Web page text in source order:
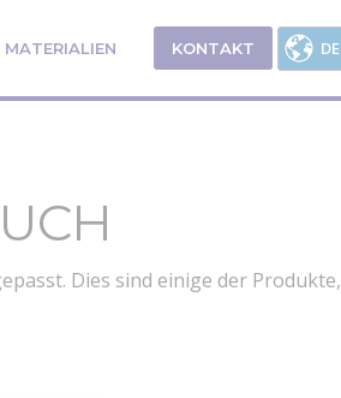
MATERIALIEN KONTAKT DE
Dies sind einige der Produkte,